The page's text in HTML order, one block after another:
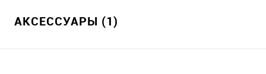
АКСЕССУАРЫ (1)